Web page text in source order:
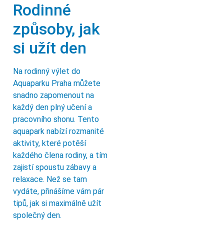
Rodinné
způsoby, jak
si užít den
Na rodinný výlet do
Aquaparku Praha můžete
snadno zapomenout na
každý den plný učení a
pracovního shonu. Tento
aquapark nabízí rozmanité
aktivity, které potěší
každého člena rodiny, a tím
zajistí spoustu zábavy a
relaxace. Než se tam
vydáte, přinášíme vám pár
tipů, jak si maximálně užít
společný den.